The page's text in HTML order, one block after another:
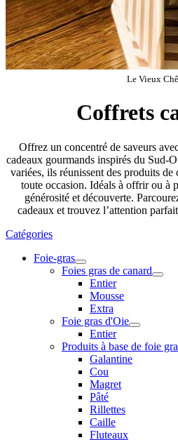
Le Vieux
Coffrets
Offrez un concentré de saveurs
cadeaux gourmands inspirés du Sud-
variées, ils réunissent des produits
toute occasion. Idéals à offrir ou à
générosité et découverte.
cadeaux et trouvez l’attention
Catégories
Foie-gras
Foies gras de canard
Entier
Mousse
Extra
Foie gras d'Oie
Entier
Produits à base de foie
Galantine
Cou
Magret
Pâté
Rillettes
Caille
Fluteaux